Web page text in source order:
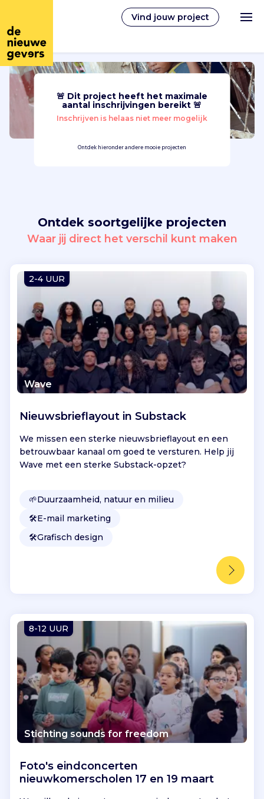
Vind jouw project
Nederlands
Vind jouw project
Inloggen
🚨 Dit project heeft het maximale
aantal inschrijvingen bereikt 🚨
Inschrijven is helaas niet meer mogelijk
Ontdek hieronder andere mooie projecten
Ontdek soortgelijke projecten
Waar jij direct het verschil kunt maken
2-4 UUR
Wave
Nieuwsbrieflayout in Substack
We missen een sterke nieuwsbrieflayout en een
betrouwbaar kanaal om goed te versturen. Help jij
Wave met een sterke Substack-opzet?
🌱Duurzaamheid, natuur en milieu
🛠️E-mail marketing
🛠️Grafisch design
8-12 UUR
Stichting sounds for freedom
Foto's eindconcerten
nieuwkomerscholen 17 en 19 maart